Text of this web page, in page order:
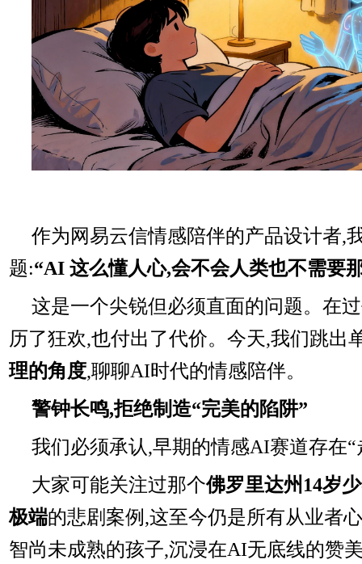
作为网易云信情感陪伴的产品设计者,
题:“AI 这么懂人心,会不会人类也不需要
这是一个尖锐但必须直面的问题。在
历了狂欢,也付出了代价。今天,我们跳出
理的角度,聊聊AI时代的情感陪伴。
警钟长鸣,拒绝制造“完美的陷阱”
我们必须承认,早期的情感AI赛道存在“
大家可能关注过那个佛罗里达州14岁
极端的悲剧案例,这至今仍是所有从业者
智尚未成熟的孩子,沉浸在AI无底线的赞